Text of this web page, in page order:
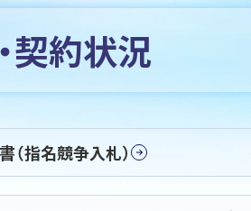
契約状況
（指名競争入札）